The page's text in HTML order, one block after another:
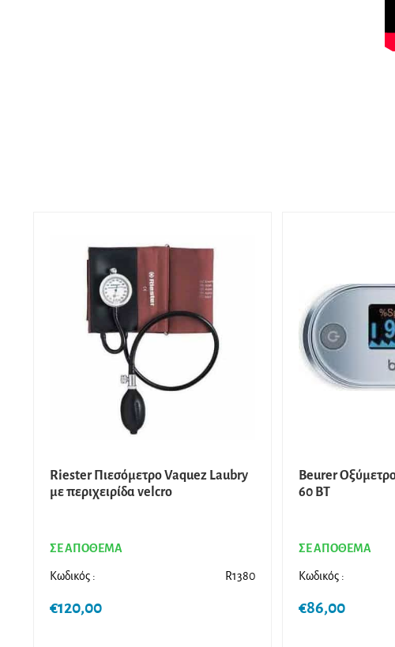
Riester Πιεσόμετρο Vaquez Laubry
με περιχειρίδα velcro
ΣΕ ΑΠΟΘΕΜΑ
Κωδικός : R1380
€120,00
Beurer
60 BT
ΣΕ ΑΠΟΘΕΜΑ
Κωδικός :
€86,00